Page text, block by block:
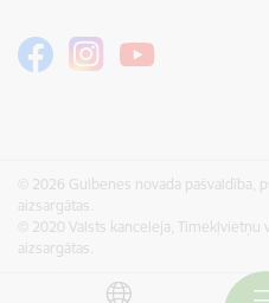
© 2026 Gulbenes novada pašvaldība,
aizsargātas.
© 2020 Valsts kanceleja,
aizsargātas.